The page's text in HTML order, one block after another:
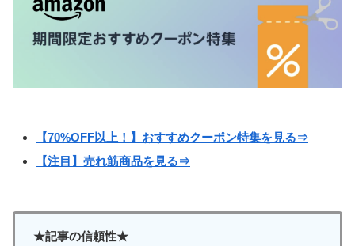
【70%OFF以上！】おすすめクーポン特集を見る⇒
【注目】売れ筋商品を見る⇒
★記事の信頼性★